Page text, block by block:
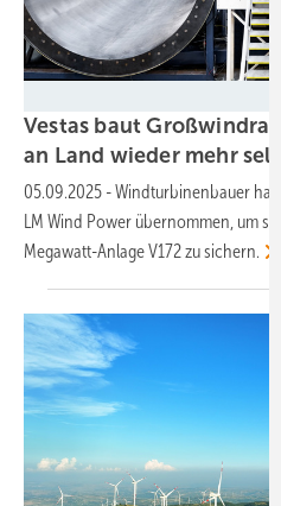
Vestas baut
an Land wieder mehr
05.09.2025 -Windturbinenbauer hat
LM Wind Power übernommen, um
Megawatt-Anlage V172 zusichern.